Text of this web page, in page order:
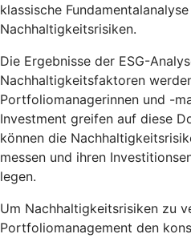
klassische
Nachhaltigkeitsrisiken.
Die Ergebnisse der ESG-
Nachhaltigkeitsfaktoren
Portfoliomanagerinnen und -
Investment greifen auf diese
können die
messen und ihren
legen.
Um Nachhaltigkeitsrisiken zu
Portfoliomanagement den